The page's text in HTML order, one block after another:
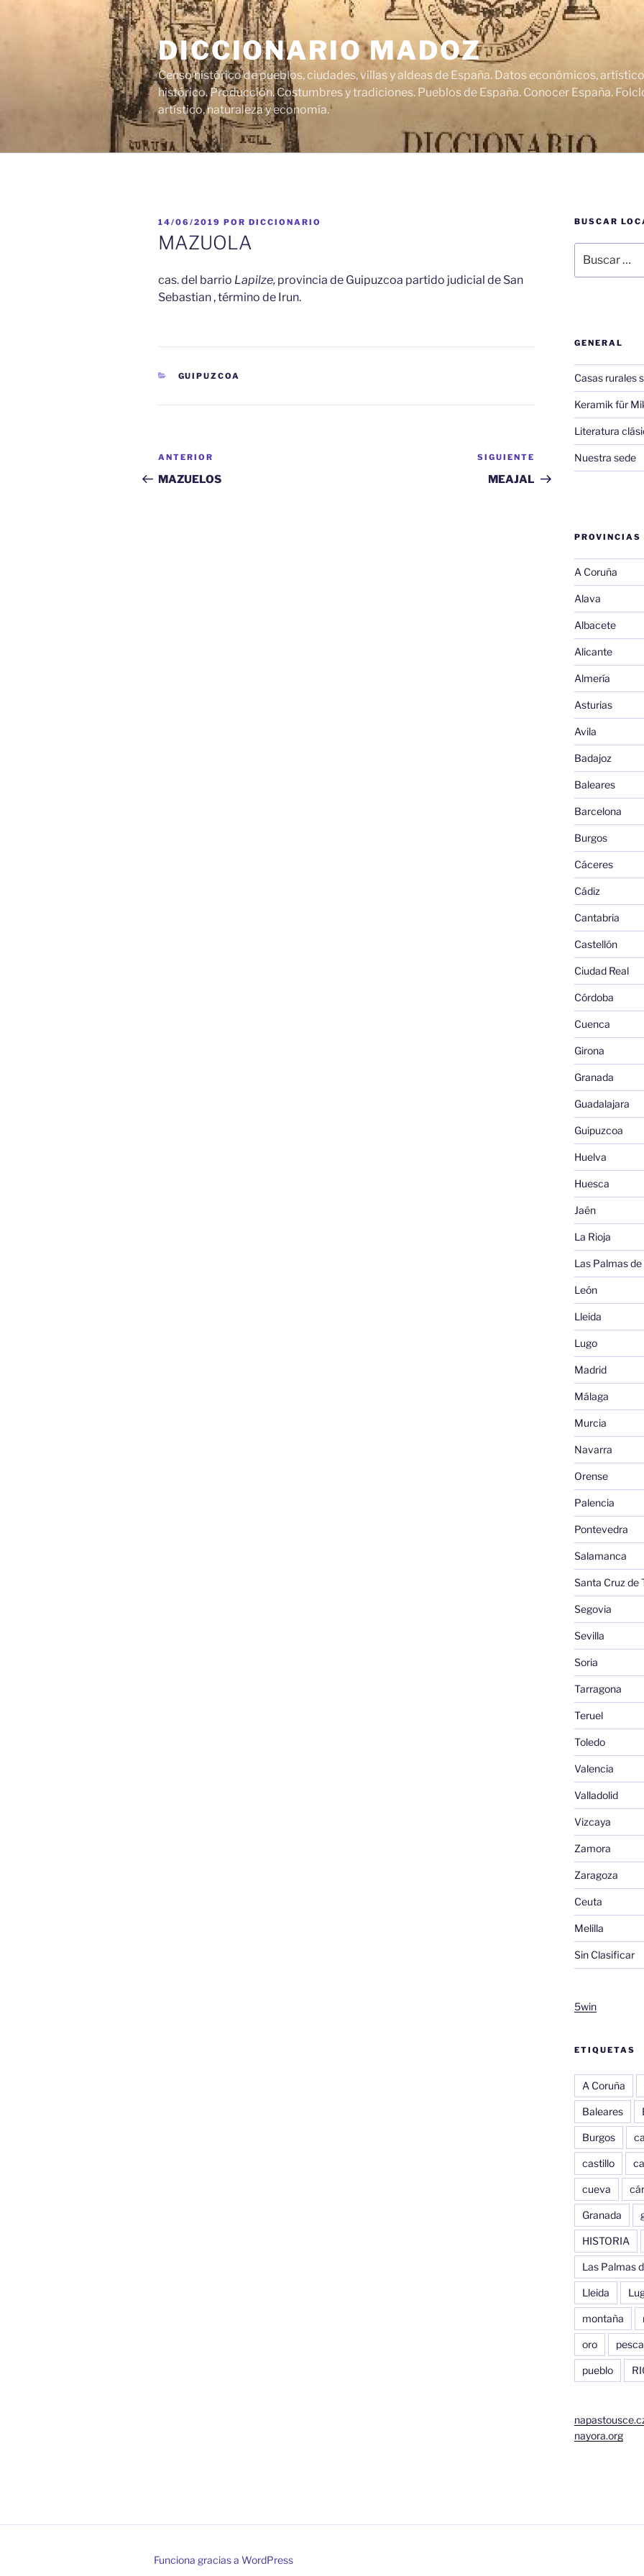
DICCIONARIO MADOZ
Censo histórico de pueblos, ciudades, villas y aldeas de España. Datos económicos,
histórico. Producción. Costumbres y tradiciones. Pueblos de España. Conocer España.
artístico, naturaleza y economía.
PUBLICADO
EL
14/06/2019 POR DICCIONARIO
MAZUOLA
cas. del barrio Lapilze, provincia de Guipuzcoa partido judicial de San
Sebastian , término de Irun.
CATEGORÍAS
GUIPUZCOA
Navegación
de
Entrada
anterior:
ANTERIOR
MAZUELOS
Siguiente
entrada
SIGUIENTE
MEAJAL
BUSCAR
por:
GENERAL
Casas rurales
Keramik für
Literatura
Nuestra sede
PROVINCIAS
A Coruña
Alava
Albacete
Alicante
Almería
Asturias
Avila
Badajoz
Baleares
Barcelona
Burgos
Cáceres
Cádiz
Cantabria
Castellón
Ciudad Real
Córdoba
Cuenca
Girona
Granada
Guadalajara
Guipuzcoa
Huelva
Huesca
Jaén
La Rioja
Las Palmas
León
Lleida
Lugo
Madrid
Málaga
Murcia
Navarra
Orense
Palencia
Pontevedra
Salamanca
Santa Cruz de
Segovia
Sevilla
Soria
Tarragona
Teruel
Toledo
Valencia
Valladolid
Vizcaya
Zamora
Zaragoza
Ceuta
Melilla
Sin Clasificar
5win
ETIQUETAS
A Coruña
Baleares
Burgos
castillo
cueva
Granada
HISTORIA
Las Palmas
Lleida
montaña
oro pesca
pueblo
nayora.org
Funciona gracias a WordPress